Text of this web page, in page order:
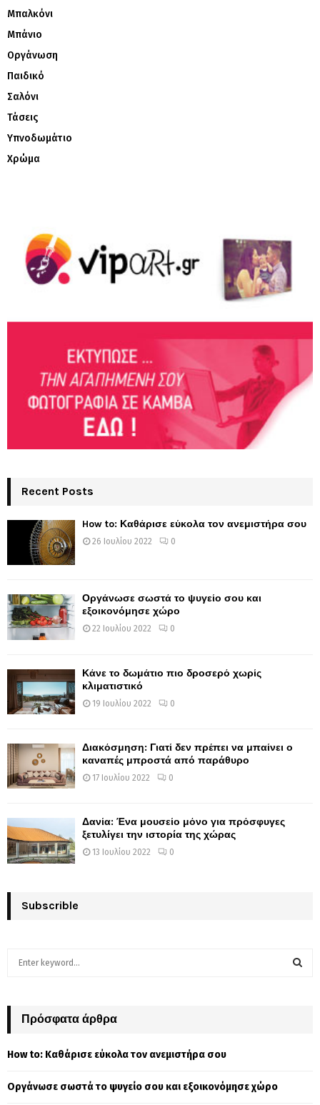
Μπαλκόνι
Μπάνιο
Οργάνωση
Παιδικό
Σαλόνι
Τάσεις
Υπνοδωμάτιο
Χρώμα
Recent Posts
How to: Καθάρισε εύκολα τον ανεμιστήρα σου
26 Ιουλίου 2022 0
Οργάνωσε σωστά το ψυγείο σου και
εξοικονόμησε χώρο
22 Ιουλίου 2022 0
Κάνε το δωμάτιο πιο δροσερό χωρίς
κλιματιστικό
19 Ιουλίου 2022 0
Διακόσμηση: Γιατί δεν πρέπει να μπαίνει ο
καναπές μπροστά από παράθυρο
17 Ιουλίου 2022 0
Δανία: Ένα μουσείο μόνο για πρόσφυγες
ξετυλίγει την ιστορία της χώρας
13 Ιουλίου 2022 0
Subscrible
h
o
:
Πρόσφατα άρθρα
How to: Καθάρισε εύκολα τον ανεμιστήρα σου
Οργάνωσε σωστά το ψυγείο σου και εξοικονόμησε χώρο